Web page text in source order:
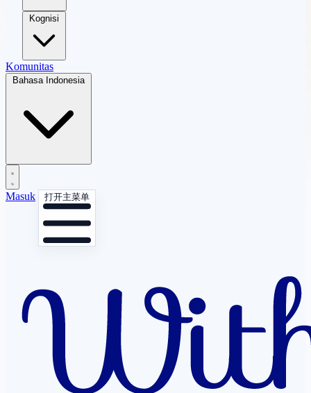
Kognisi
Komunitas
Bahasa Indonesia
Masuk 打开主菜单